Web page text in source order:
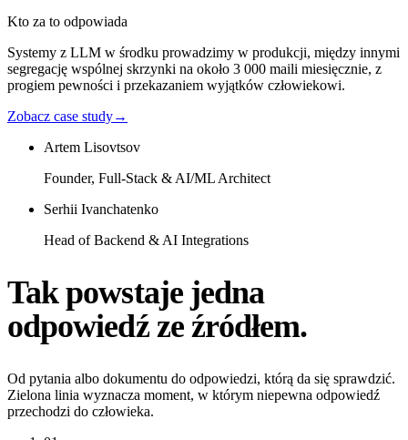
Kto za to odpowiada
Systemy z LLM w środku prowadzimy w produkcji, między innymi
segregację wspólnej skrzynki na około 3 000 maili miesięcznie, z
progiem pewności i przekazaniem wyjątków człowiekowi.
Zobacz case study→
Artem Lisovtsov
Founder, Full-Stack & AI/ML Architect
Serhii Ivanchatenko
Head of Backend & AI Integrations
Tak powstaje jedna
odpowiedź ze źródłem.
Od pytania albo dokumentu do odpowiedzi, którą da się sprawdzić.
Zielona linia wyznacza moment, w którym niepewna odpowiedź
przechodzi do człowieka.